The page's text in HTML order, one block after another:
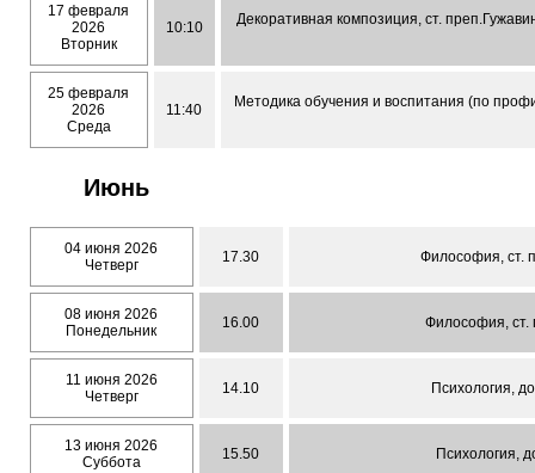
17 февраля
2026
Вторник
10:10 Декоративная композиция, ст.
25 февраля
2026
Среда
11:40 Методика обучения и воспитания (по
Июнь
04 июня 2026
Четверг
17.30 Философия, ст.
08 июня 2026
Понедельник
16.00 Философия, ст.
11 июня 2026
Четверг
14.10 Психология,
13 июня 2026
Суббота
15.50 Психология,